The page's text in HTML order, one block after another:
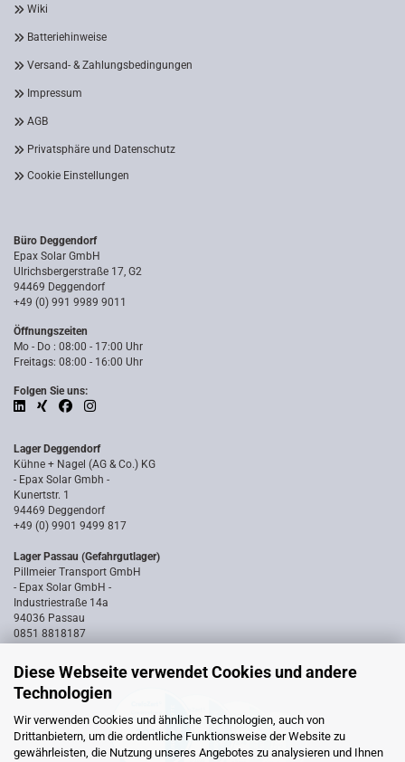
Diese Webseite verwendet Cookies und andere
Technologien
Wir verwenden Cookies und ähnliche Technologien, auch von
Drittanbietern, um die ordentliche Funktionsweise der Website zu
gewährleisten, die Nutzung unseres Angebotes zu analysieren und Ihnen
Wiki
Batteriehinweise
Versand- & Zahlungsbedingungen
Impressum
AGB
Privatsphäre und Datenschutz
Cookie Einstellungen
Büro Deggendorf
Epax Solar GmbH
Ulrichsbergerstraße 17, G2
94469 Deggendorf
+49 (0) 991 9989 9011
Öffnungszeiten
Mo - Do : 08:00 - 17:00 Uhr
Freitags: 08:00 - 16:00 Uhr
Folgen Sie uns:
Lager Deggendorf
Kühne + Nagel (AG & Co.) KG
- Epax Solar Gmbh -
Kunertstr. 1
94469 Deggendorf
+49 (0) 9901 9499 817
Lager Passau (Gefahrgutlager)
Pillmeier Transport GmbH
- Epax Solar GmbH -
Industriestraße 14a
94036 Passau
0851 8818187